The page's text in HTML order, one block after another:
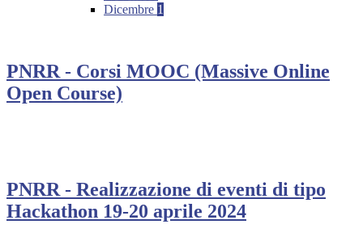
Dicembre 1
PNRR - Corsi MOOC (Massive Online
Open Course)
PNRR - Realizzazione di eventi di tipo
Hackathon 19-20 aprile 2024